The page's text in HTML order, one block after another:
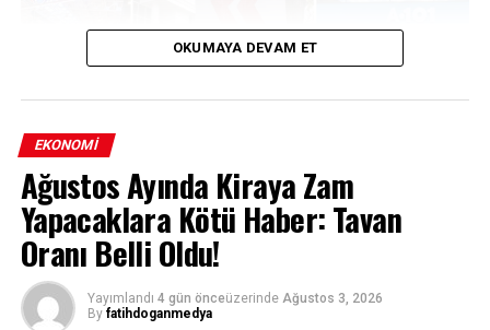
Türkiye perakende sektörünün en çok konuşulan
birleşme operasyonlarından biri olan A101’in
Carrefour’u devralma süreci, Rekabet Kurumu’nun
kapsamlı taahhütler karşılığında verdiği koşullu izinle
OKUMAYA DEVAM ET
EKONOMI
Ağustos Ayında Kiraya Zam
Yapacaklara Kötü Haber: Tavan
Oranı Belli Oldu!
Yayımlandı 4 gün önceüzerinde Ağustos 3, 2026
By fatihdoganmedya